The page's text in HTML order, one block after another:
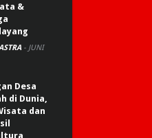
&
- JUNI
Desa
di Dunia,
dan